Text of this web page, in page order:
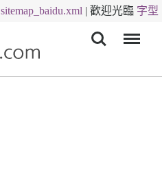
sitemap_baidu.xml | 歡迎光臨 字型